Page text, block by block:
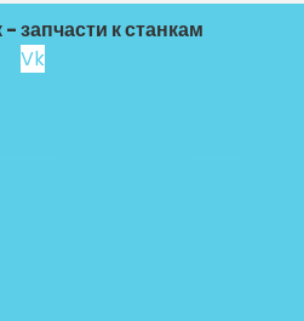
запчасти к станкам
Vk